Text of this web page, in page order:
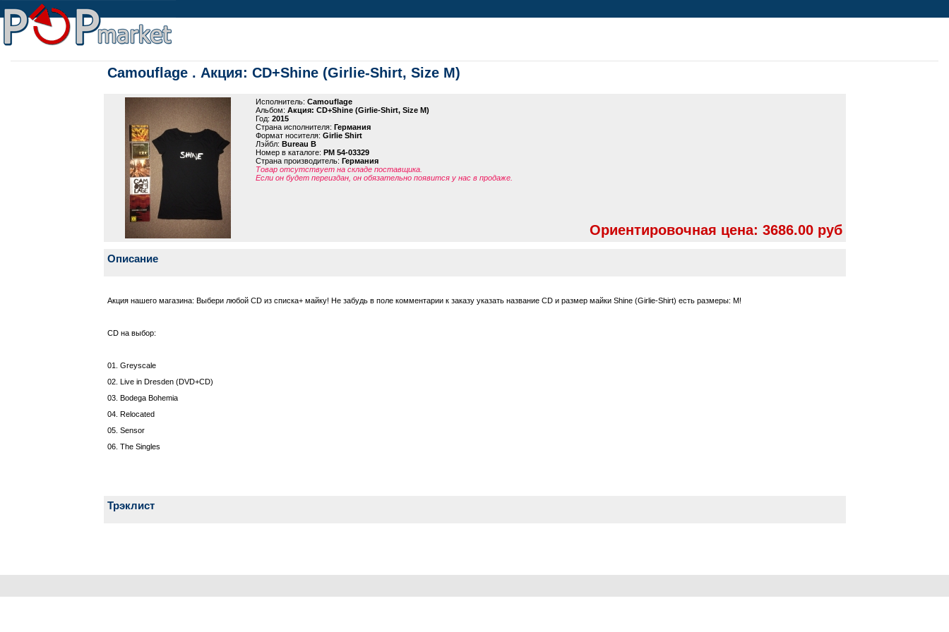
Camouflage . Акция: CD+Shine (Girlie-Shirt, Size M)
Исполнитель: Camouflage
Альбом: Акция: CD+Shine (Girlie-Shirt, Size M)
Год: 2015
Страна исполнителя: Германия
Формат носителя: Girlie Shirt
Лэйбл: Bureau B
Номер в каталоге: PM 54-03329
Страна производитель: Германия
Товар отсутствует на складе поставщика.
Если он будет переиздан, он обязательно появится у нас в продаже.
Ориентировочная цена: 3686.00 руб
Описание
Акция нашего магазина: Выбери любой CD из списка+ майку! Не забудь в поле комментарии к заказу указать название CD и размер майки Shine (Girlie-Shirt) есть размеры: M!
CD на выбор:
01. Greyscale
02. Live in Dresden (DVD+CD)
03. Bodega Bohemia
04. Relocated
05. Sensor
06. The Singles
Трэклист